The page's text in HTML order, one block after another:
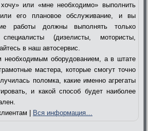
или «мне необходимо» выполнить
его плановое обслуживание, и вы
работы должны выполнять только
(дизелисты, мотористы,
в наш автосервис.
необходимым оборудованием, а в штате
мастера, которые смогут точно
поломка, какие именно агрегаты
и какой способ будет наиболее
| Вся информация…